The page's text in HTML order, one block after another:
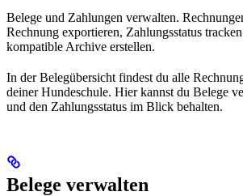
Belege und Zahlungen verwalten.
Rechnung exportieren, Zahlungsstatus
kompatible Archive erstellen.
In der Belegübersicht findest du alle
deiner Hundeschule. Hier kannst du Belege
und den Zahlungsstatus im Blick behalten.
Belege verwalten